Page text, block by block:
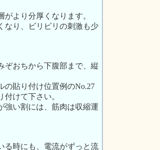
より分厚くなります。
なり、ビリビリの刺激も少
ぞおちから下腹部まで、縦
の貼り付け位置例のNo.27
けて下さい。
強い割には、筋肉は収縮運
る時にも、電流がずっと流